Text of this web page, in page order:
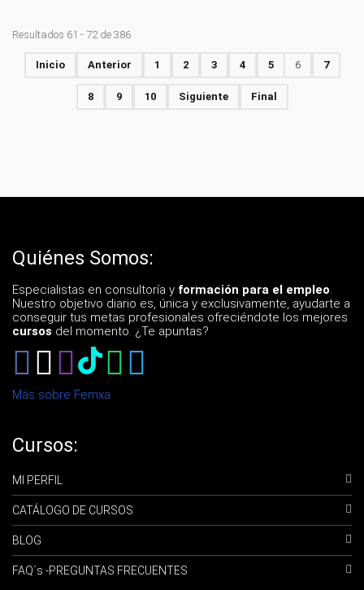
Resultados 61 - 72 de 386
Inicio Anterior 1 2 3 4 5 6 7
8 9 10 Siguiente Final
Quiénes Somos:
Especialistas en consultoría y formación para el empleo.
Nuestro objetivo diario es, única y exclusivamente, ayudarte a
conseguir tus metas profesionales ofreciéndote los mejores
cursos del momento. ¿Te apuntas?
Más sobre Femxa
Cursos:
MI PERFIL
CATÁLOGO DE CURSOS
BLOG
FAQ´s -PREGUNTAS FRECUENTES